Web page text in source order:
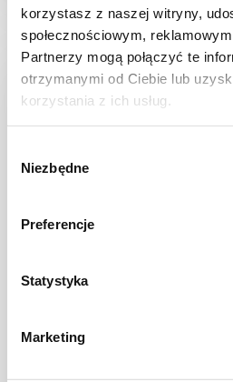
korzystasz z naszej witryny,
społecznościowym,
Partnerzy mogą połączyć te
otrzymanymi od Ciebie lub
korzystania z ich usług.
zgody
Niezbędne
Preferencje
Statystyka
Marketing